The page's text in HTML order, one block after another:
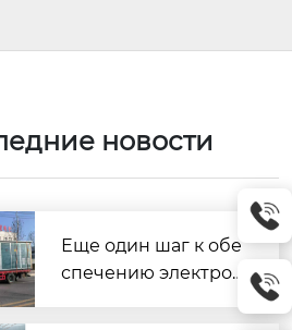
новости
Еще один шаг к обе
спечению электрос